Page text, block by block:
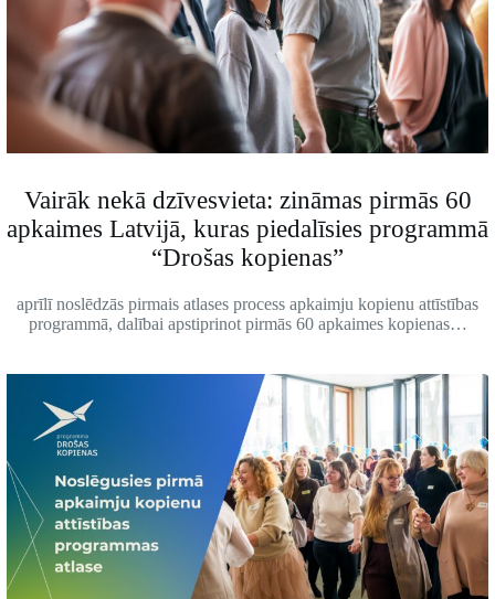
Vairāk nekā dzīvesvieta: zināmas pirmās 60
apkaimes Latvijā, kuras piedalīsies programmā
“Drošas kopienas”
aprīlī noslēdzās pirmais atlases process apkaimju kopienu attīstības
programmā, dalībai apstiprinot pirmās 60 apkaimes kopienas…